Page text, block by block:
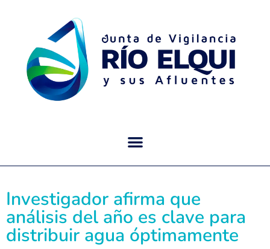
Investigador afirma que
análisis del año es clave para
distribuir agua óptimamente